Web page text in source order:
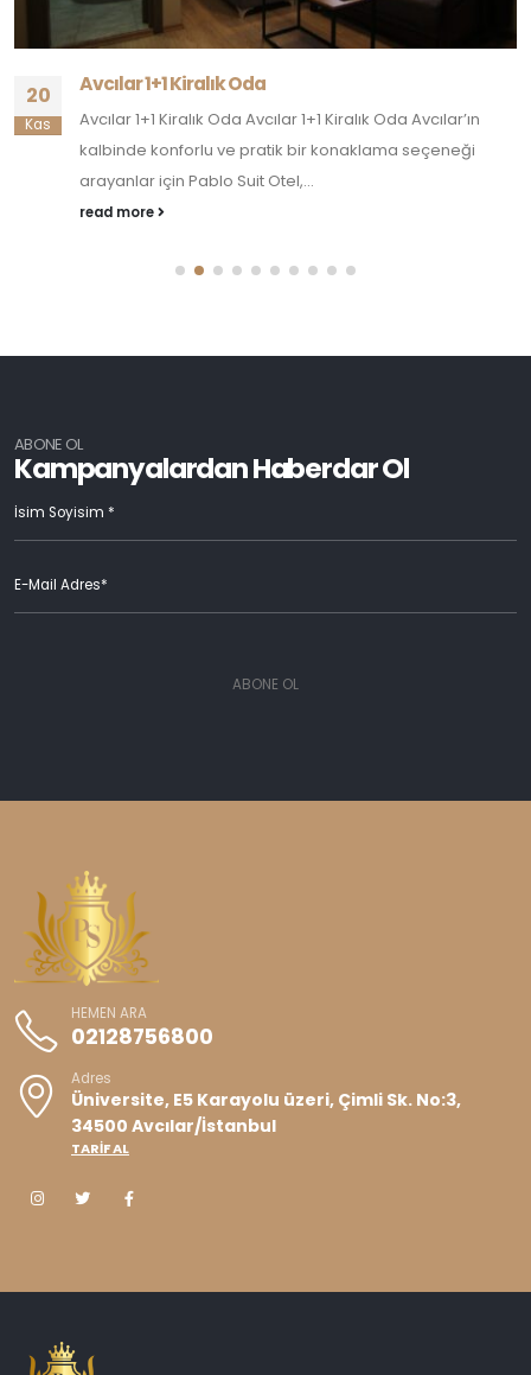
20
Kas
Avcılar 1+1 Kiralık Oda
Avcılar 1+1 Kiralık Oda Avcılar 1+1 Kiralık Oda Avcılar’ın
kalbinde konforlu ve pratik bir konaklama seçeneği
arayanlar için Pablo Suit Otel,...
read more
ABONE OL
Kampanyalardan Haberdar Ol
ABONE OL
HEMEN ARA
02128756800
Adres
Üniversite, E5 Karayolu üzeri, Çimli Sk. No:3,
34500 Avcılar/İstanbul
TARİF AL